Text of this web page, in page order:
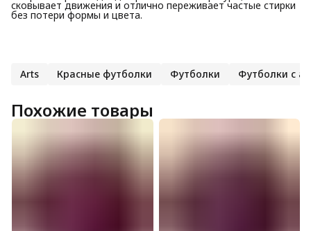
сковывает движения и отлично переживает частые стирки
без потери формы и цвета.
Arts Красные футболки Футболки Футболки с
Похожие товары